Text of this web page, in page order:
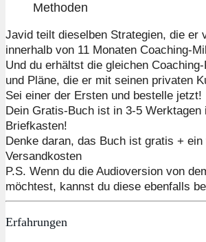
Methoden
Javid teilt dieselben Strategien, die er
innerhalb von 11 Monaten Coaching-
Und du erhältst die gleichen
und Pläne, die er mit seinen privaten
Sei einer der Ersten und bestelle jetzt!
Dein Gratis-Buch ist in 3-5 Werktagen
Briefkasten!
Denke daran, das Buch ist gratis + ein
Versandkosten
P.S. Wenn du die Audioversion von
möchtest, kannst du diese ebenfalls
Erfahrungen